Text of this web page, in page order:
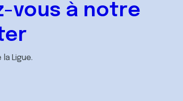
vous à notre
Ligue.